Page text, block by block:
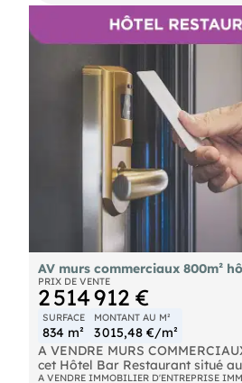
- Honoraires : 4.5% HT à la
(soit 35 550,00 € HT)
AV murs commerciaux 800m²
PRIX DE VENTE
2 514 912 €
SURFACE
834 m²
MONTANT AU M²
3 015,48 €/m²
A VENDRE MURS COMMERCIAUX- vous
cet Hôtel Bar Restaurant situé
village touristique de L'ILE DE
A VENDRE IMMOBILIER D'ENTREPRISE